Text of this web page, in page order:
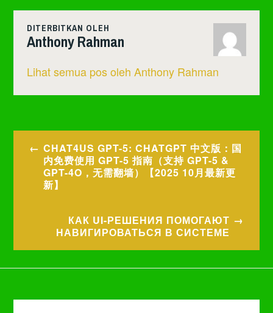
DITERBITKAN OLEH
Anthony Rahman
Lihat semua pos oleh Anthony Rahman
Navigasi
CHAT4US GPT-5: CHATGPT 中文版：国
内免费使用 GPT-5 指南（支持 GPT-5 &
GPT-4O，无需翻墙）【2025 10月最新更
新】
КАК UI-РЕШЕНИЯ ПОМОГАЮТ
НАВИГИРОВАТЬСЯ В СИСТЕМЕ